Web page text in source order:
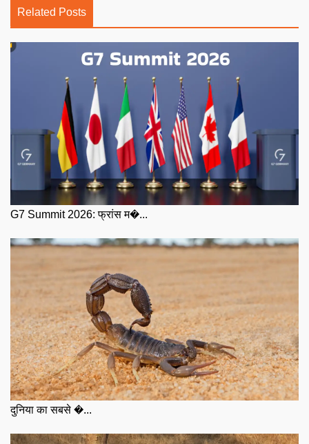
Related Posts
G7 Summit 2026: फ्रांस म�...
दुनिया का सबसे �...